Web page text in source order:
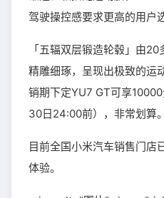
驾驶操控感要求更高的用户
「五辐双层锻造轮毂」由
精雕细琢，呈现出极致的运
销期下定YU7 GT可享
30日24:00前），非常划算。
目前全国小米汽车销售门店
体验。